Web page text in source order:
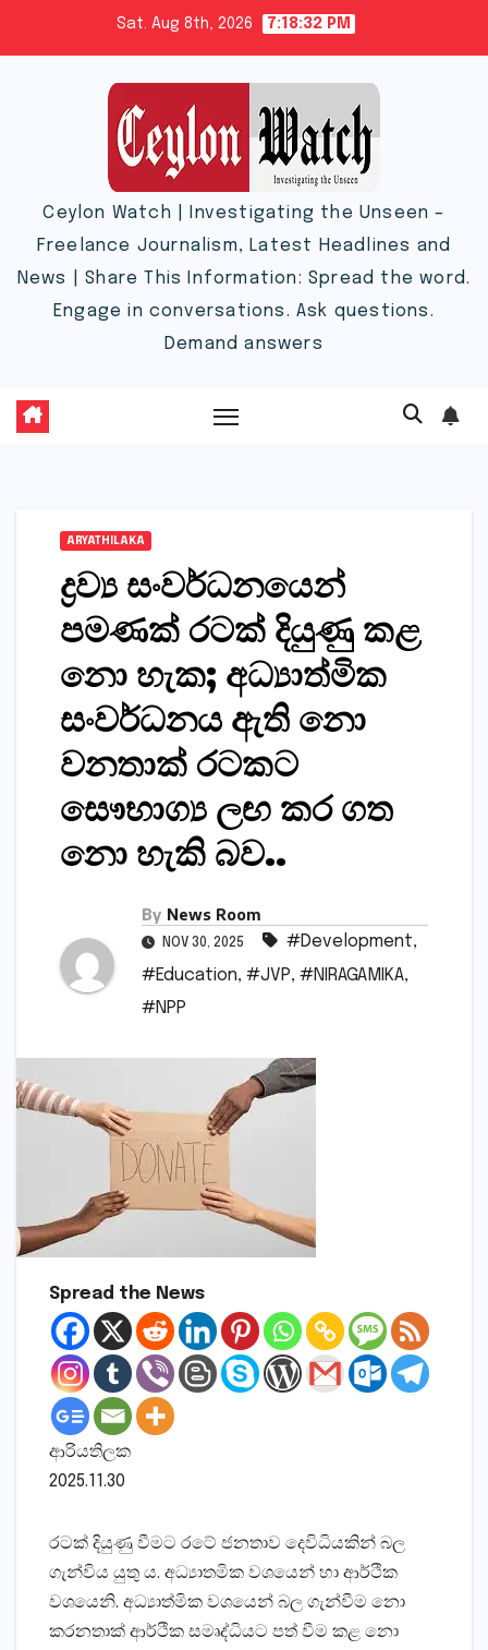
Sat. Aug 8th, 2026 7:18:33 PM
Ceylon Watch | Investigating the Unseen –
Freelance Journalism, Latest Headlines and
News | Share This Information: Spread the word.
Engage in conversations. Ask questions.
Demand answers
ARYATHILAKA
ද්‍රව්‍ය සංවර්ධනයෙන්
පමණක් රටක් දියුණු කළ
නො හැක; අධ්‍යාත්මික
සංවර්ධනය ඇති නො
වනතාක් රටකට
සෞභාග්‍ය ලඟ කර ගත
නො හැකි බව..
By News Room
NOV 30, 2025 #Development,
#Education, #JVP, #NIRAGAMIKA,
#NPP
Spread the News
ආරියතිලක
2025.11.30
රටක් දියුණු වීමට රටේ ජනතාව දෙවිධියකින් බල
ගැන්විය යුතු ය. අධ්‍යාතමික වශයෙන් හා ආර්ථික
වශයෙනි. අධ්‍යාත්මික වශයෙන් බල ගැන්වීම නො
කරනතාක් ආර්ථික සමෘද්ධියට පත් වීම කළ නො